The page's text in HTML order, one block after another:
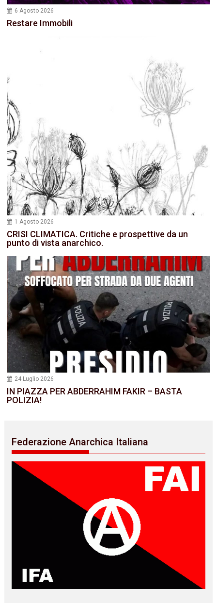
6 Agosto 2026
Restare Immobili
1 Agosto 2026
CRISI CLIMATICA. Critiche e prospettive da un
punto di vista anarchico.
24 Luglio 2026
IN PIAZZA PER ABDERRAHIM FAKIR – BASTA
POLIZIA!
Federazione Anarchica Italiana